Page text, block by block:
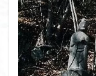
クアリ峠
キランソウ
吉見町
堂山
城山
四津山